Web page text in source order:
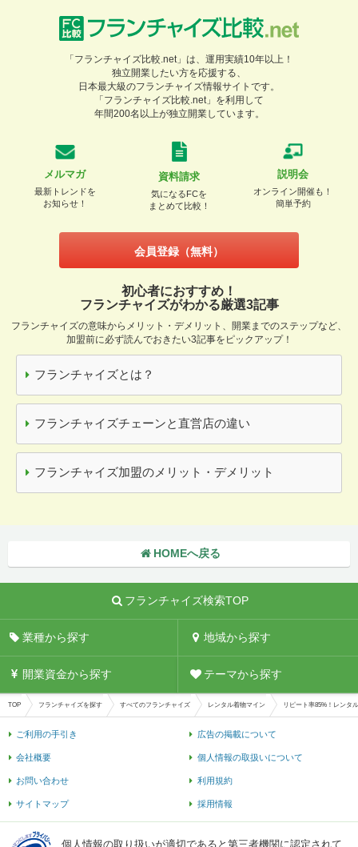
「フランチャイズ比較.net」は、運用実績10年以上！
独立開業したい方を応援する、
日本最大級のフランチャイズ情報サイトです。
「フランチャイズ比較.net」を利用して
年間200名以上が独立開業しています。
メルマガ
最新トレンドを
お知らせ！
資料請求
気になるFCを
まとめて比較！
説明会
オンライン開催も！
簡単予約
会員登録（無料）
初心者におすすめ！
フランチャイズがわかる厳選3記事
フランチャイズの意味からメリット・デメリット、開業までのステップなど、
加盟前に必ず読んでおきたい3記事をピックアップ！
フランチャイズとは？
フランチャイズチェーンと直営店の違い
フランチャイズ加盟のメリット・デメリット
HOMEへ戻る
フランチャイズ検索TOP
業種から探す 地域から探す
開業資金から探す テーマから探す
TOP フランチャイズを探す すべてのフランチャイズ レンタル着物マイン リピート率85%！レンタ
ご利用の手引き 広告の掲載について
会社概要 個人情報の取扱いについて
お問い合わせ 利用規約
サイトマップ 採用情報
個人情報の取り扱いが適切であると第三者機関に認定されて